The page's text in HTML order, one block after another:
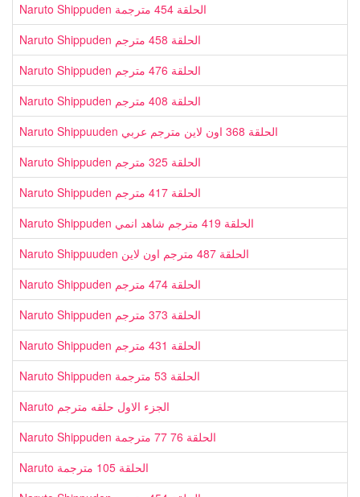
Naruto Shippuden الحلقة 454 مترجمة
Naruto Shippuden الحلقة 458 مترجم
Naruto Shippuden الحلقة 476 مترجم
Naruto Shippuden الحلقة 408 مترجم
Naruto Shippuuden الحلقة 368 اون لاين مترجم عربي
Naruto Shippuden الحلقة 325 مترجم
Naruto Shippuden الحلقة 417 مترجم
Naruto Shippuden الحلقة 419 مترجم شاهد انمي
Naruto Shippuuden الحلقة 487 مترجم اون لاين
Naruto Shippuden الحلقة 474 مترجم
Naruto Shippuden الحلقة 373 مترجم
Naruto Shippuden الحلقة 431 مترجم
Naruto Shippuden الحلقة 53 مترجمة
Naruto الجزء الاول حلقه مترجم
Naruto Shippuden الحلقة 76 77 مترجمة
Naruto الحلقة 105 مترجمة